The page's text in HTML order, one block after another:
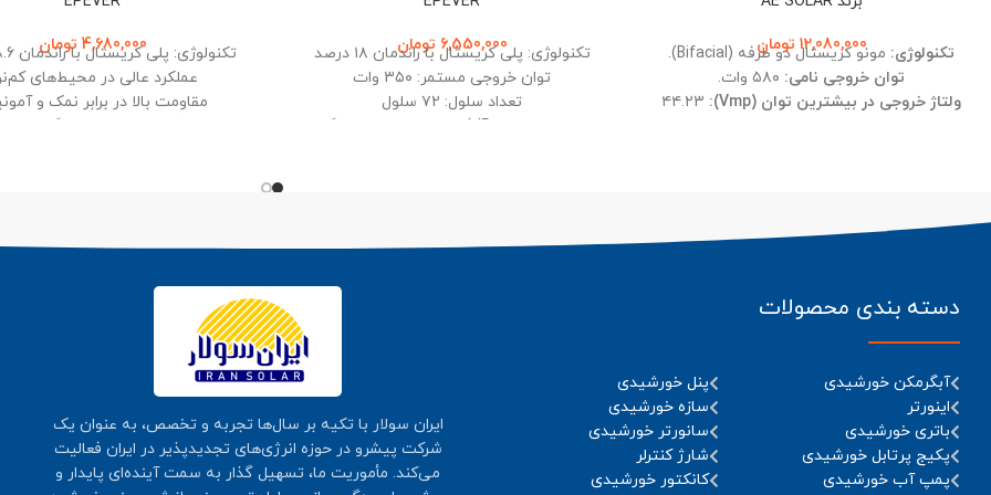
12,080,000 تومان تکنولوژی: مونو کریستال دو طرفه (Bifacial).
توان خروجی نامی:
ولتاژ خروجی در بیشترین توان (Vmp):
۴۴.۲۳
راندمان (Efficiency):
6,550,000 تومان
تکنولوژی: پلی کریستال با راندمان ۱۸ درصد
توان خروجی مستمر: ۳۵۰ وات
تعداد سلول: ۷۲ سلول
درجه حفاظت: IP68 (مقاوم در برابر آب و گرد و
4,680,000 تومان
تکنولوژی: پلی کریستال با راندمان 18.6 درصد
عملکرد عالی در محیط‌های
مقاومت بالا در برابر نمک و
دارای عملکرد خودتمیزشوندگی در
دسته بندی محصولات
آبگرمکن خورشیدی
اینورتر
باتری خورشیدی
پکیج پرتابل خورشیدی
پمپ آب خورشیدی
پنل خورشیدی
سازه خورشیدی
سانورتر خورشیدی
شارژ کنترلر
کانکتور خورشیدی
ایران سولار با تکیه بر سال‌ها تجربه و تخصص، به عنوان یک
شرکت پیشرو در حوزه انرژی‌های تجدیدپذیر در ایران فعالیت
می‌کند. مأموریت ما، تسهیل گذار به سمت آینده‌ای پایدار و